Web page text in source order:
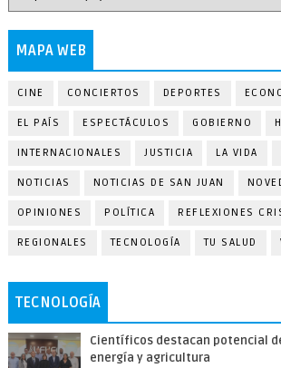
MAPA WEB
CINE CONCIERTOS DEPORTES
EL PAÍS ESPECTÁCULOS GOBIERNO
INTERNACIONALES JUSTICIA LA VIDA
NOTICIAS NOTICIAS DE SAN JUAN
OPINIONES POLÍTICA REFLEXIONES
REGIONALES TECNOLOGÍA TU SALUD
TECNOLOGÍA
Científicos destacan potencial
energía y agricultura